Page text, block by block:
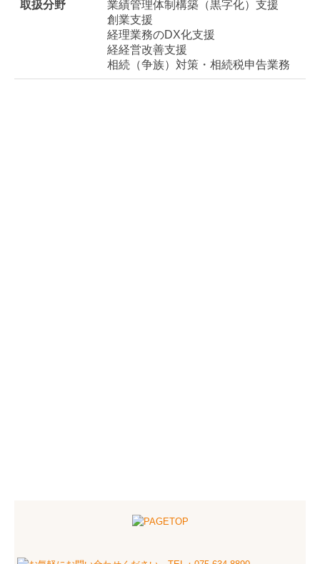
個人情報保護方針